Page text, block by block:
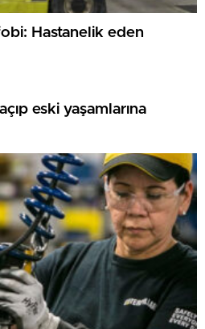
Hastanelik eden
eski yaşamlarına